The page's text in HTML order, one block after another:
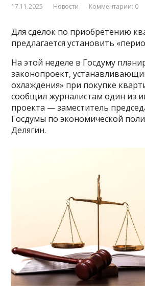
17.11.2025 Новости Комментарии: 0
Для сделок по приобретению
предлагается установить
На этой неделе в Госдуму
законопроект,
охлаждения» при покупке
сообщил журналистам один из
проекта — заместитель
Госдумы по экономической
Делягин.